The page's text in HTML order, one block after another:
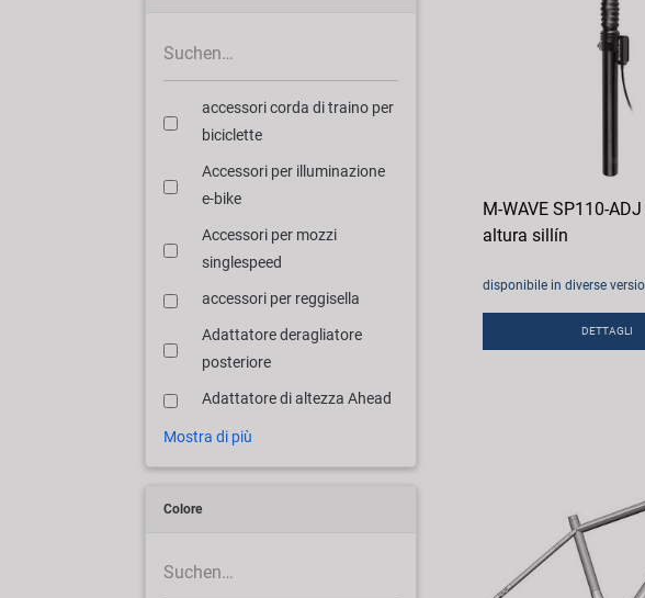
accessori corda di traino per
biciclette
Accessori per illuminazione
e-bike
Accessori per mozzi
singlespeed
accessori per reggisella
Adattatore deragliatore
posteriore
Adattatore di altezza Ahead
Mostra di più
Colore
M-WAVE SP110-
altura sillín
disponibile in diverse
DETTAGLI